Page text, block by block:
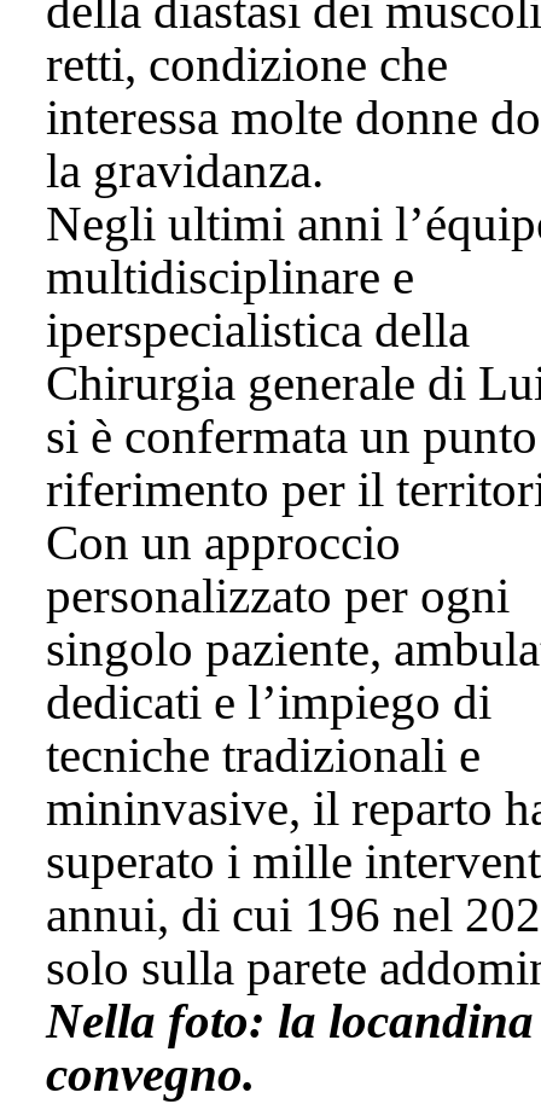
della diastasi dei muscoli
retti, condizione che
interessa molte donne
la gravidanza.
Negli ultimi anni
multidisciplinare e
iperspecialistica della
Chirurgia generale di
si è confermata un
riferimento per il
Con un approccio
personalizzato per ogni
singolo paziente,
dedicati e l’impiego di
tecniche tradizionali e
mininvasive, il reparto
superato i mille
annui, di cui 196 nel
solo sulla parete
Nella foto: la locandina
convegno.